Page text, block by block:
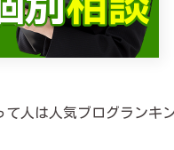
て人は人気ブログランキ